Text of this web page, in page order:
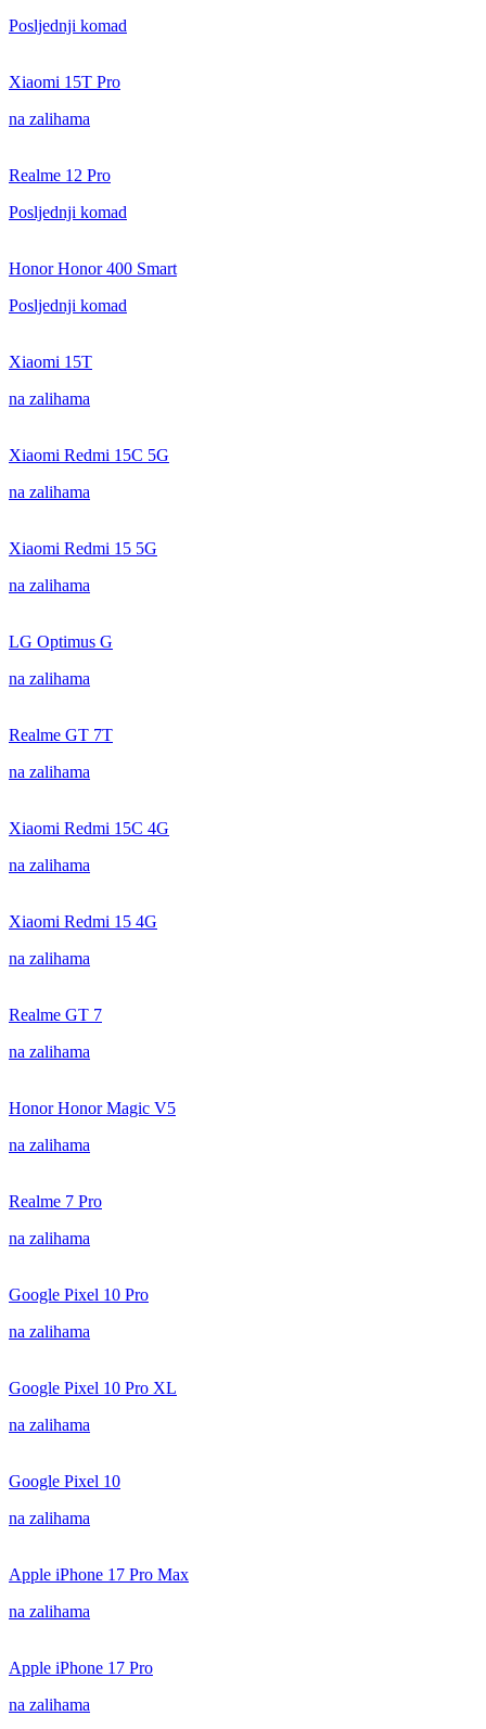
Posljednji komad
Xiaomi 15T Pro
na zalihama
Realme 12 Pro
Posljednji komad
Honor Honor 400 Smart
Posljednji komad
Xiaomi 15T
na zalihama
Xiaomi Redmi 15C 5G
na zalihama
Xiaomi Redmi 15 5G
na zalihama
LG Optimus G
na zalihama
Realme GT 7T
na zalihama
Xiaomi Redmi 15C 4G
na zalihama
Xiaomi Redmi 15 4G
na zalihama
Realme GT 7
na zalihama
Honor Honor Magic V5
na zalihama
Realme 7 Pro
na zalihama
Google Pixel 10 Pro
na zalihama
Google Pixel 10 Pro XL
na zalihama
Google Pixel 10
na zalihama
Apple iPhone 17 Pro Max
na zalihama
Apple iPhone 17 Pro
na zalihama